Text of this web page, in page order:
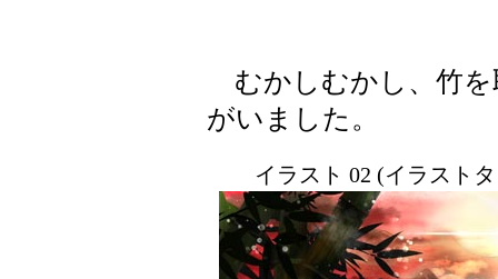
むかしむかし、竹を
がいました。
イラスト 02 (イラスト